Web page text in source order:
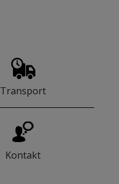
Transport
Kontakt